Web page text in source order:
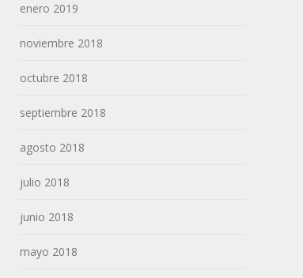
enero 2019
noviembre 2018
octubre 2018
septiembre 2018
agosto 2018
julio 2018
junio 2018
mayo 2018